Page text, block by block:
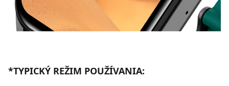
*TYPICKÝ REŽIM POUŽÍVANIA: